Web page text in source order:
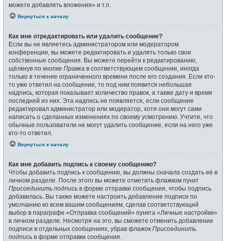
можете добавлять вложения» и т.п.
Вернуться к началу
Как мне отредактировать или удалить сообщение?
Если вы не являетесь администратором или модератором
конференции, вы можете редактировать и удалять только свои
собственные сообщения. Вы можете перейти к редактированию,
щёлкнув по кнопке Правка в соответствующем сообщении, иногда
только в течение ограниченного времени после его создания. Если кто-
то уже ответил на сообщение, то под ним появится небольшая
надпись, которая показывает количество правок, а также дату и время
последней из них. Эта надпись не появляется, если сообщение
редактировал администратор или модератор, хотя они могут сами
написать о сделанных изменениях по своему усмотрению. Учтите, что
обычные пользователи не могут удалить сообщение, если на него уже
кто-то ответил.
Вернуться к началу
Как мне добавить подпись к своему сообщению?
Чтобы добавить подпись к сообщению, вы должны сначала создать её в
личном разделе. После этого вы можете отметить флажком пункт
Присоединить подпись в форме отправки сообщения, чтобы подпись
добавилась. Вы также можете настроить добавление подписи по
умолчанию ко всем вашим сообщениям, сделав соответствующий
выбор в параграфе «Отправка сообщений» пункта «Личные настройки»
в личном разделе. Несмотря на это, вы сможете отменить добавление
подписи в отдельных сообщениях, убрав флажок Присоединить
подпись в форме отправки сообщения.